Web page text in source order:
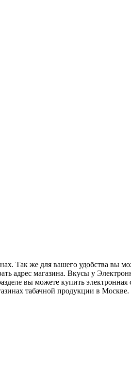
Так же для вашего удобства вы
адрес магазина. Вкусы у
вы можете купить
табачной продукции в Москве.